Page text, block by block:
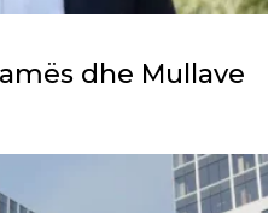
dhe Mullave